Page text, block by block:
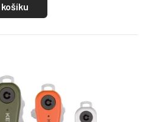
košíku